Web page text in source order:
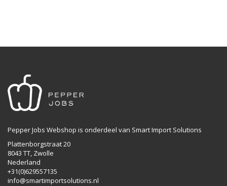
Pepper Jobs Webshop is onderdeel van Smart Import Solutions
Plattenborgstraat 20
8043 TT, Zwolle
Nederland
+31(0)629557135
info@smartimportsolutions.nl